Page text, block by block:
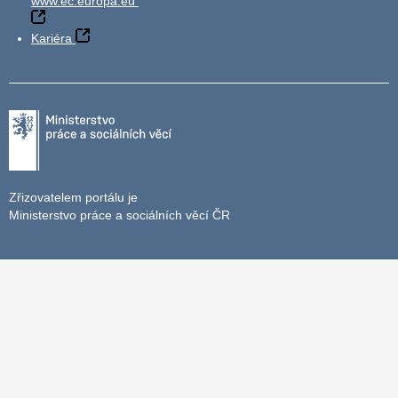
Kariéra
Zřizovatelem portálu je
Ministerstvo práce a sociálních věcí ČR